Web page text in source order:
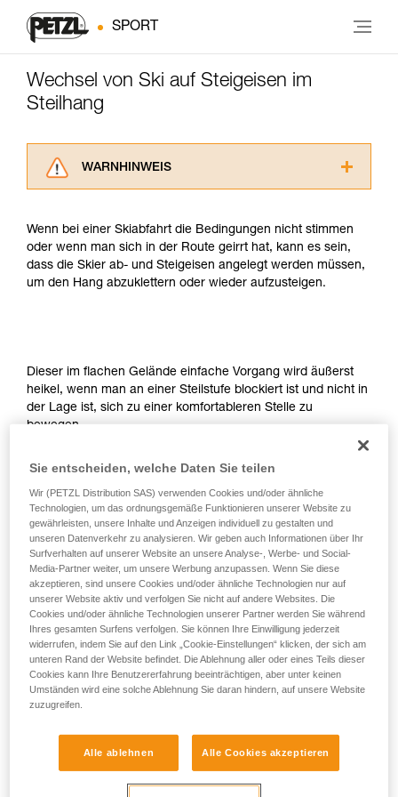
SPORT
Wechsel von Ski auf Steigeisen im
Steilhang
WARNHINWEIS
aufmerksam durch, bevor Sie diesen zu Rate
ziehen. Um diese Zusatzinformationen
verstehen zu können, müssen Sie zuerst die in
der Gebrauchsanweisung enthaltenen
einem Profi, ob Sie in der Lage sind, den
Vorgang alleine sicher zu wiederholen, bevor
Sie ihn eigenständig durchführen.
noch andere Techniken, die hier nicht
Wenn bei einer Skiabfahrt die Bedingungen nicht stimmen
oder wenn man sich in der Route geirrt hat, kann es sein,
dass die Skier ab- und Steigeisen angelegt werden müssen,
um den Hang abzuklettern oder wieder aufzusteigen.
Dieser im flachen Gelände einfache Vorgang wird äußerst
heikel, wenn man an einer Steilstufe blockiert ist und nicht in
der Lage ist, sich zu einer komfortableren Stelle zu
bewegen.
In diesem Video zeigt uns Tony Lamiche, Steilwandskifahrer
und Petzl-Athlet, seine Methode.
Der erste Reflex muss sein, sich an einer Eisschraube oder
einer anderen improvisierten Verankerung zu sichern, da das
Risiko, das Gleichgewicht zu verlieren oder beim Handling
der Ausrüstung abzurutschen, groß ist.
beim Anlegen seiner Steigeisen an, die ihm ein gewisses
Sie entscheiden, welche Daten Sie teilen
Wir (PETZL Distribution SAS) verwenden Cookies und/oder ähnliche
Technologien, um das ordnungsgemäße Funktionieren unserer Website zu
gewährleisten, unsere Inhalte und Anzeigen individuell zu gestalten und
unseren Datenverkehr zu analysieren. Wir geben auch Informationen über Ihr
Surfverhalten auf unserer Website an unsere Analyse-, Werbe- und Social-
Media-Partner weiter, um unsere Werbung anzupassen. Wenn Sie diese
akzeptieren, sind unsere Cookies und/oder ähnliche Technologien nur auf
unserer Website aktiv und verfolgen Sie nicht auf andere Websites. Die
Cookies und/oder ähnliche Technologien unserer Partner werden Sie während
Ihres gesamten Surfens verfolgen. Sie können Ihre Einwilligung jederzeit
widerrufen, indem Sie auf den Link „Cookie-Einstellungen“ klicken, der sich am
unteren Rand der Website befindet. Die Ablehnung aller oder eines Teils dieser
Cookies kann Ihre Benutzererfahrung beeinträchtigen, aber unter keinen
Umständen wird eine solche Ablehnung Sie daran hindern, auf unsere Website
zuzugreifen.
Alle ablehnen Alle Cookies akzeptieren